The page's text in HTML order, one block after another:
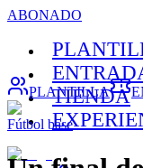
ABONADO
TIENDA
PLANTILLA
Fútbol base